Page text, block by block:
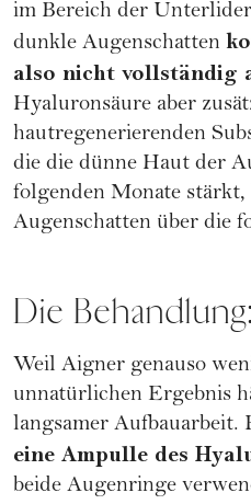
im Bereich der
dunkle Augenschatten
also nicht vollständig
Hyaluronsäure aber
hautregenerierenden
die die dünne Haut der
folgenden Monate stärkt,
Augenschatten über die
Die
Weil Aigner genauso
unnatürlichen Ergebnis
langsamer
eine Ampulle des
beide Augenringe